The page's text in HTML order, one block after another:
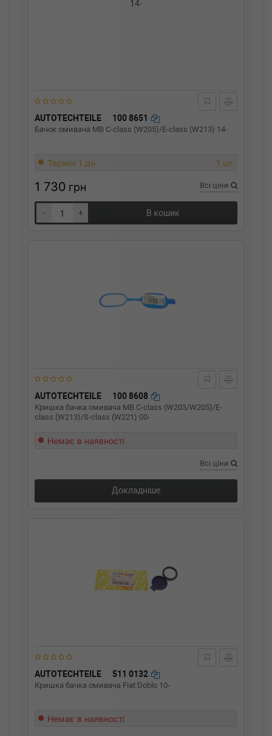
AUTOTECHTEILE 100 8651
Бачок омивача MB C-class (W205)/E-class (W213) 14-
Термін 1 дн. 1 шт.
1 730 грн Всі ціни
- + В кошик
AUTOTECHTEILE 100 8608
Кришка бачка омивача MB C-class (W203/W205)/E-
class (W213)/S-class (W221) 00-
Немає в наявності
Всі ціни
Докладніше
AUTOTECHTEILE 511 0132
Кришка бачка омивача Fiat Doblo 10-
Немає в наявності